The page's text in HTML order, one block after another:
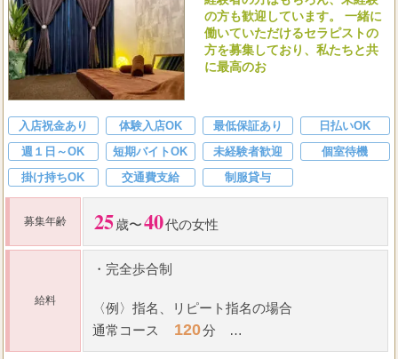
の方も歓迎しています。 一緒に
働いていただけるセラピストの
方を募集しており、私たちと共
に最高のお
入店祝金あり 体験入店OK 最低保証あり
日払いOK
週１日～OK
短期バイトOK 未経験者歓迎
個室待機
掛け持ちOK
交通費支給 制服貸与
募集年齢 25歳〜40代の女性
給料
・ 完全歩合制
〈例〉指名、リピート指名の場合
通常コース
120分
8,000＋1,000＝9,000円